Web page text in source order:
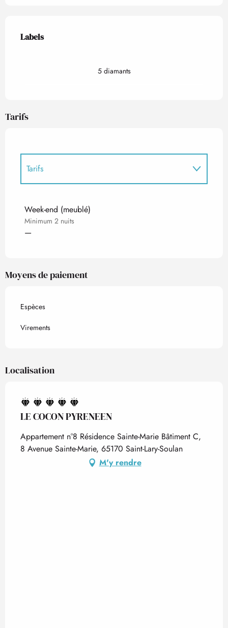
Offres de prestations
Labels
Labels
5 diamants
Tarifs
Tarifs
Week-end (meublé)
Minimum 2 nuits
—
Moyens de paiement
Espèces
Virements
Localisation
LE COCON PYRENEEN
Appartement n°8 Résidence Sainte-Marie Bâtiment C,
8 Avenue Sainte-Marie, 65170 Saint-Lary-Soulan
M'y rendre